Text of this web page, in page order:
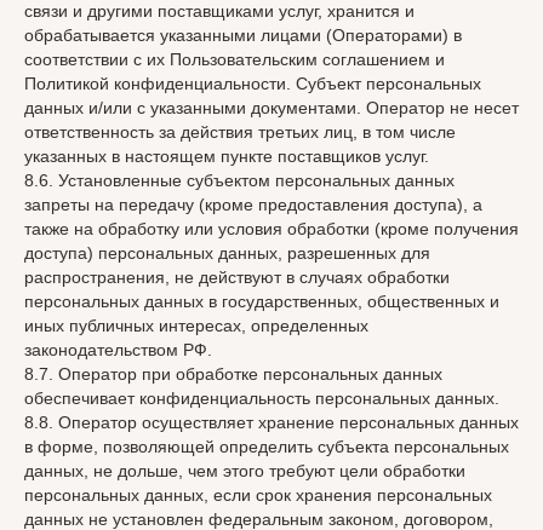
связи и другими поставщиками услуг, хранится и
обрабатывается указанными лицами (Операторами) в
соответствии с их Пользовательским соглашением и
Политикой конфиденциальности. Субъект персональных
данных и/или с указанными документами. Оператор не несет
ответственность за действия третьих лиц, в том числе
указанных в настоящем пункте поставщиков услуг.
8.6. Установленные субъектом персональных данных
запреты на передачу (кроме предоставления доступа), а
также на обработку или условия обработки (кроме получения
доступа) персональных данных, разрешенных для
распространения, не действуют в случаях обработки
персональных данных в государственных, общественных и
иных публичных интересах, определенных
законодательством РФ.
8.7. Оператор при обработке персональных данных
обеспечивает конфиденциальность персональных данных.
8.8. Оператор осуществляет хранение персональных данных
в форме, позволяющей определить субъекта персональных
данных, не дольше, чем этого требуют цели обработки
персональных данных, если срок хранения персональных
данных не установлен федеральным законом, договором,